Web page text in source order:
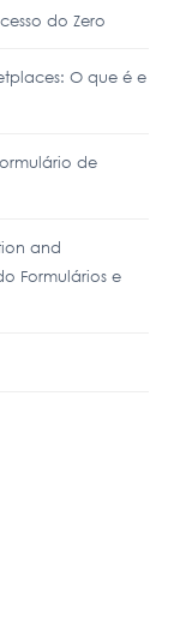
do Zero
O que é e
de
and
Formulários e